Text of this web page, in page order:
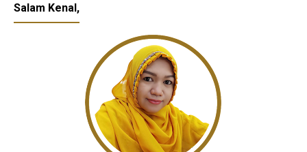
Salam Kenal,